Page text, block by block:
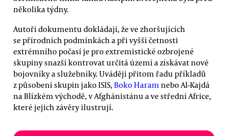
několika týdny.
Autoři dokumentu dokládají, že ve zhoršujících
se přírodních podmínkách a při vyšší četnosti
extrémního počasí je pro extremistické ozbrojené
skupiny snazší kontrovat určitá území a získávat nové
bojovníky a služebníky. Uvádějí přitom řadu příkladů
z působení skupin jako ISIS, Boko Haram nebo Al-Kajdá
na Blízkém východě, v Afghánistánu a ve střední Africe,
které jejich závěry ilustrují.